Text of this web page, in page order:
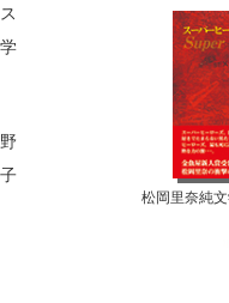
松岡里奈純